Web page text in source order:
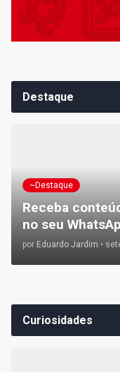
Destaque
~Destaque
Receba
no seu
por Eduardo Jardim •
Curiosidades